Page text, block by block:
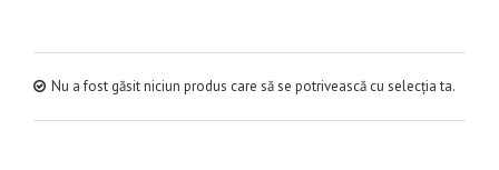
Nu a fost găsit niciun produs care să se potrivească cu selecția ta.